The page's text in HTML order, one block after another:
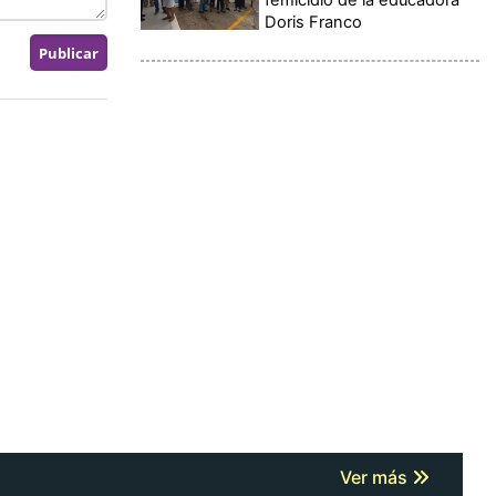
Doris Franco
Ver más